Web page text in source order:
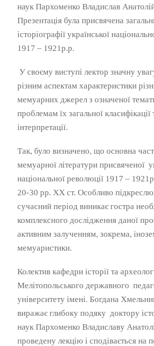
наук Пархоменко Владислав
Презентація була присвячена
історіографії української
1917 – 1921р.р.
У своєму виступі лектор значну
різним аспектам характеристики
мемуарних джерел з означеної
проблемам їх загальної класифікації
інтерпретації.
Так, було визначено, що основна
мемуарної літератури присвяченої
національної революції 1917 –
20-30 рр. ХХ ст. Особливо
сучасний період виникає гостра
комплексного дослідження даної
активним залученням, зокрема,
мемуаристики.
Колектив кафедри історії та
Мелітопольського державного
університету імені. Богдана
виражає глибоку подяку доктору
наук Пархоменко Владиславу
проведену лекцію і сподівається на